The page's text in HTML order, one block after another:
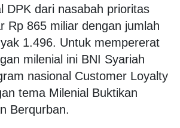
DPK dari nasabah prioritas
Rp 865 miliar dengan jumlah
1.496. Untuk mempererat
milenial ini BNI Syariah
nasional Customer Loyalty
tema Milenial Buktikan
Berqurban.